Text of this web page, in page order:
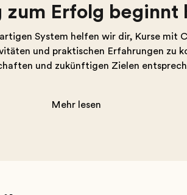
zum Erfolg beginnt
System helfen wir dir, Kurse mit
und praktischen Erfahrungen zu
und zukünftigen Zielen
Mehr lesen